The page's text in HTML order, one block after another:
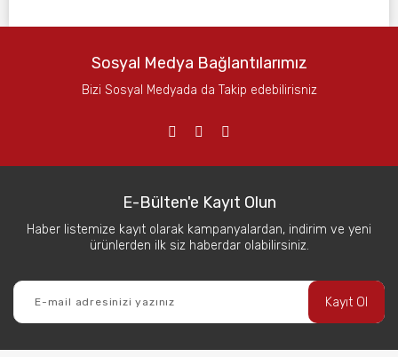
Sosyal Medya Bağlantılarımız
Bizi Sosyal Medyada da Takip edebilirisniz
E-Bülten'e Kayıt Olun
Haber listemize kayıt olarak kampanyalardan, indirim ve yeni
ürünlerden ilk siz haberdar olabilirsiniz.
Kayıt Ol